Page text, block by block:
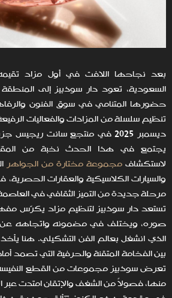
بعد نجاحها اللافت في أول مزاد
السعودية، تعود دار سوذبيز إلى
حضورها المتنامي في سوق الفنون
ديسمبر 2025 في منتجع سانت
يجتمع في هذا الحدث نخبة من
لاستكشاف مجموعة مختارة من الجواهر
والسيارات الكلاسيكية والعقارات
مرحلة جديدة من التميز الثقافي في العاصمة
تستعد دار سوذبيز لتنظيم مزاد يكرّس
صوره، ويختلف في مضمونه واتجاهه عن
الذي انشغل بعالم الفن التشكيلي. هنا
بين الفخامة المتقنة والحرفية التي تصمد
تعرض سوذبيز مجموعات من القطع
منها، فصولاً من الشغف والإتقان امتدت عبر